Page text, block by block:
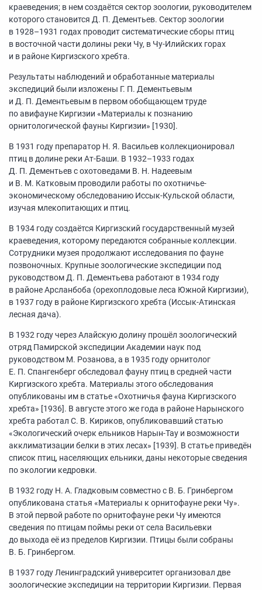
краеведения; в нем создаётся сектор зоологии, руководителем
которого становится Д. П. Дементьев. Сектор зоологии
в 1928–1931 годах проводит систематические сборы птиц
в восточной части долины реки Чу, в Чу-Илийских горах
и в районе Киргизского хребта.
Результаты наблюдений и обработанные материалы
экспедиций были изложены Г. П. Дементьевым
и Д. П. Дементьевым в первом обобщающем труде
по авифауне Киргизии «Материалы к познанию
орнитологической фауны Киргизии» [1930].
В 1931 году препаратор Н. Я. Васильев коллекционировал
птиц в долине реки Ат-Баши. В 1932–1933 годах
Д. П. Дементьев с охотоведами В. Н. Надеевым
и В. М. Катковым проводили работы по охотничье-
экономическому обследованию Иссык-Кульской области,
изучая млекопитающих и птиц.
В 1934 году создаётся Киргизский государственный музей
краеведения, которому передаются собранные коллекции.
Сотрудники музея продолжают исследования по фауне
позвоночных. Крупные зоологические экспедиции под
руководством Д. П. Дементьева работают в 1934 году
в районе Арсланбоба (орехоплодовые леса Южной Киргизии),
в 1937 году в районе Киргизского хребта (Иссык-Атинская
лесная дача).
В 1932 году через Алайскую долину прошёл зоологический
отряд Памирской экспедиции Академии наук под
руководством М. Розанова, а в 1935 году орнитолог
Е. П. Спангенберг обследовал фауну птиц в средней части
Киргизского хребта. Материалы этого обследования
опубликованы им в статье «Охотничья фауна Киргизского
хребта» [1936]. В августе этого же года в районе Нарынского
хребта работал С. В. Кириков, опубликовавший статью
«Экологический очерк ельников Нарын-Тау и возможности
акклиматизации белки в этих лесах» [1939]. В статье приведён
список птиц, населяющих ельники, даны некоторые сведения
по экологии кедровки.
В 1932 году Н. А. Гладковым совместно с В. Б. Гринбергом
опубликована статья «Материалы к орнитофауне реки Чу».
В этой первой работе по орнитофауне реки Чу имеются
сведения по птицам поймы реки от села Васильевки
до выхода её из пределов Киргизии. Птицы были собраны
В. Б. Гринбергом.
В 1937 году Ленинградский университет организовал две
зоологические экспедиции на территории Киргизии. Первая